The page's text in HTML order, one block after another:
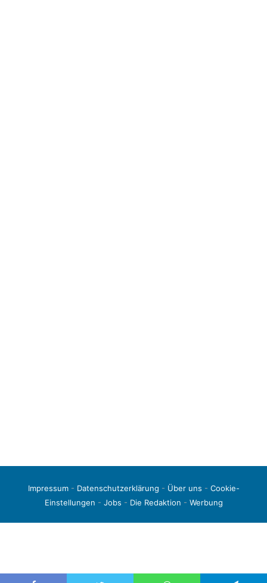
Impressum- Datenschutzerklärung - Über uns - Cookie-
Einstellungen - Jobs - Die Redaktion - Werbung